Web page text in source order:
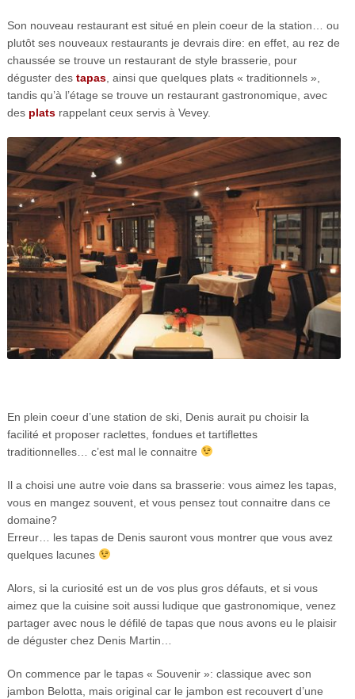
Son nouveau restaurant est situé en plein coeur de la station… ou
plutôt ses nouveaux restaurants je devrais dire: en effet, au rez de
chaussée se trouve un restaurant de style brasserie, pour
déguster des tapas, ainsi que quelques plats « traditionnels »,
tandis qu’à l’étage se trouve un restaurant gastronomique, avec
des platsrappelant ceux servis à Vevey.
En plein coeur d’une station de ski, Denis aurait pu choisir la
facilité et proposer raclettes, fondues et tartiflettes
traditionnelles… c’est mal le connaitre
Il a choisi une autre voie dans sa brasserie: vous aimez les tapas,
vous en mangez souvent, et vous pensez tout connaitre dans ce
domaine?
Erreur… les tapas de Denis sauront vous montrer que vous avez
quelques lacunes
Alors, si la curiosité est un de vos plus gros défauts, et si vous
aimez que la cuisine soit aussi ludique que gastronomique, venez
partager avec nous le défilé de tapas que nous avons eu le plaisir
de déguster chez Denis Martin…
On commence par le tapas « Souvenir »: classique avec son
jambon Belotta, mais original car le jambon est recouvert d’une